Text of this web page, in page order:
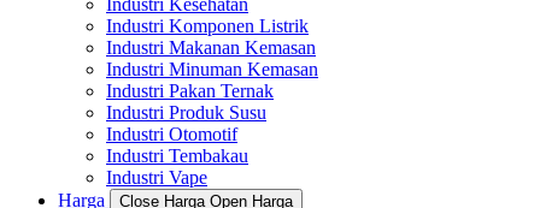
Industri Komponen Listrik
Industri Makanan Kemasan
Industri Minuman Kemasan
Industri Pakan Ternak
Industri Produk Susu
Industri Otomotif
Industri Tembakau
Industri Vape
Harga
Close Harga Open Harga